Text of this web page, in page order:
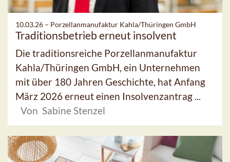
10.03.26 – Porzellanmanufaktur Kahla/Thüringen GmbH
Traditionsbetrieb erneut insolvent
Die traditionsreiche Porzellanmanufaktur
Kahla/Thüringen GmbH, ein Unternehmen
mit über 180 Jahren Geschichte, hat Anfang
März 2026 erneut einen Insolvenzantrag ...
Von Sabine Stenzel